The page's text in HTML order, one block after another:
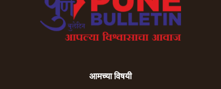
आमच्या विषयी